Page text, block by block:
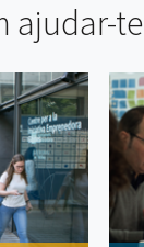
ajudar-te